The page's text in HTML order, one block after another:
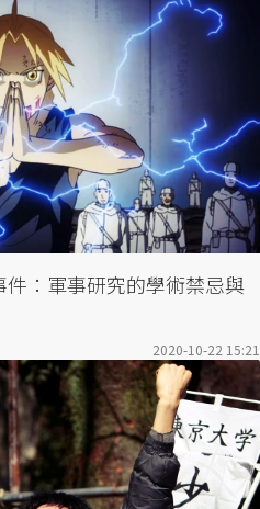
：軍事研究的學術禁忌與
2020-10-22 15:21